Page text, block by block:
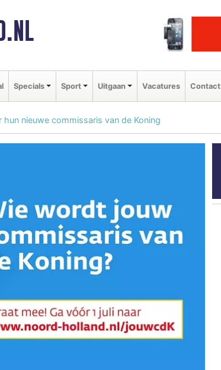
Specials Sport Uitgaan Vacatures Contact
nieuwe commissaris van de Koning